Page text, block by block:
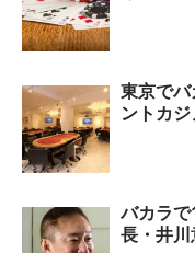
東京で
ントカ
バカラ
長・井